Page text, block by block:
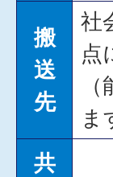
搬
送
先
社
点
ま
共